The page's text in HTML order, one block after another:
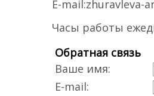
E-mail:zhuravleva-
Часы работы
Обратная связь
Ваше имя:
E-mail: